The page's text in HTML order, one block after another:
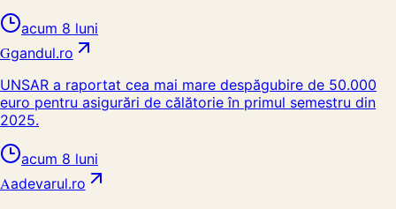
acum 8 luni
Ggandul.ro
UNSAR a raportat cea mai mare despăgubire de 50.000
euro pentru asigurări de călătorie în primul semestru din
2025.
acum 8 luni
Aadevarul.ro